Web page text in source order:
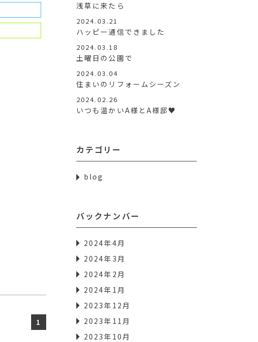
1
浅草に来たら
2024.03.21
ハッピー通信できました
2024.03.18
土曜日の公園で
2024.03.04
住まいのリフォームシーズン
2024.02.26
いつも温かいA様とA様邸♥
カテゴリー
blog
バックナンバー
2024年4月
2024年3月
2024年2月
2024年1月
2023年12月
2023年11月
2023年10月